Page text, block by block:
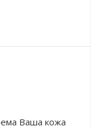
Ваша кожа